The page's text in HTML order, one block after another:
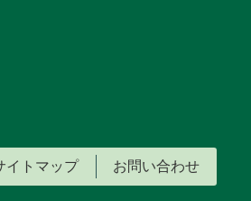
イトマップ お問い合わせ